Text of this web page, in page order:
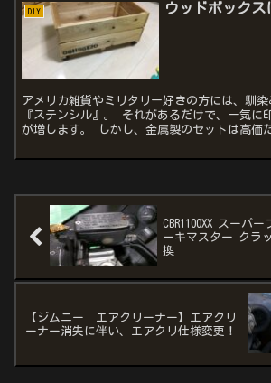
DIY ウッドボックス
アメリカ雑貨やミリタリー好きの方には、馴染
『ステンシル』。 それがあるだけで、一気に
が増します。 しかし、金属製のセットは高価
CBR1100XX スーパ
ーキマスター クラ
換
【ジムニー エアクリーナー】エアクリ
ーナー消失に伴い、エアクリ仕様変更！